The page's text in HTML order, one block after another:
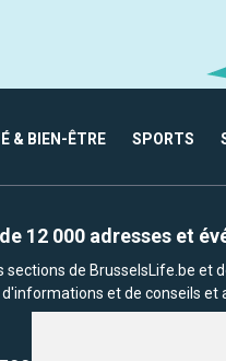
& BIEN-ÊTRE SPORTS
12 000 adresses et
de BrusselsLife.be et
et de conseils et